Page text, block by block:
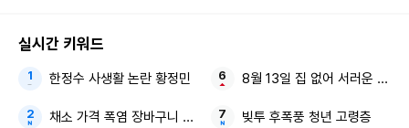
실시간 키워드
한정수 사생활 논란 황정민
채소 가격 폭염 장바구니 물가
8월 13일 집 없어 서러운 사람
빚투 후폭풍 청년 고령층